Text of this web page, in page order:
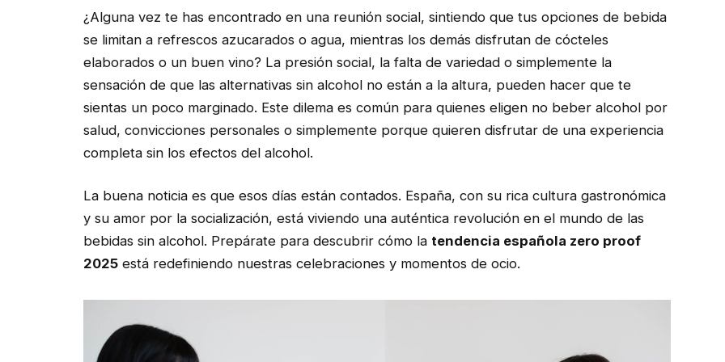
¿Alguna vez te has encontrado en una reunión social, sintiendo que tus opciones de bebida
se limitan a refrescos azucarados o agua, mientras los demás disfrutan de cócteles
elaborados o un buen vino? La presión social, la falta de variedad o simplemente la
sensación de que las alternativas sin alcohol no están a la altura, pueden hacer que te
sientas un poco marginado. Este dilema es común para quienes eligen no beber alcohol por
salud, convicciones personales o simplemente porque quieren disfrutar de una experiencia
completa sin los efectos del alcohol.
La buena noticia es que esos días están contados. España, con su rica cultura gastronómica
y su amor por la socialización, está viviendo una auténtica revolución en el mundo de las
bebidas sin alcohol. Prepárate para descubrir cómo la tendencia española zero proof
2025 está redefiniendo nuestras celebraciones y momentos de ocio.